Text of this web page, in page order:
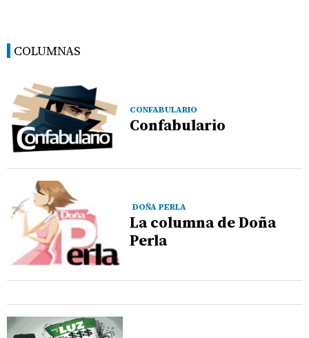
COLUMNAS
CONFABULARIO
Confabulario
DOÑA PERLA
La columna de Doña
Perla